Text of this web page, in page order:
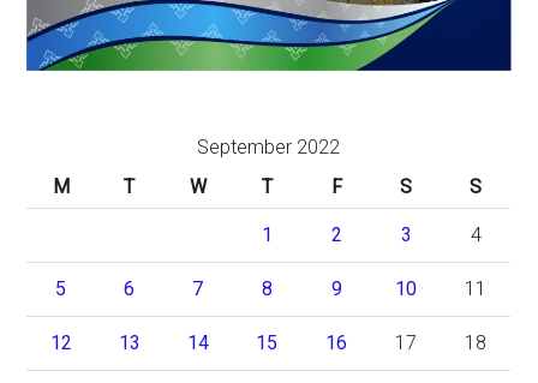
September 2022
M
T W T F S S
1 2 3 4
5 6 7 8 9 10 11
12 13 14 15 16 17 18